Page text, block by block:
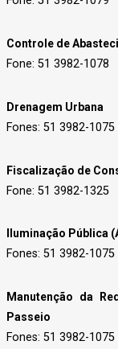
Controle de
Fone: 51 3982-1078
Drenagem Urbana
Fones: 51 3982-
Fiscalização de
Fone: 51 3982-1325
Iluminação Pública
Fones: 51 3982-
Manutenção da
Passeio
Fones: 51 3982-